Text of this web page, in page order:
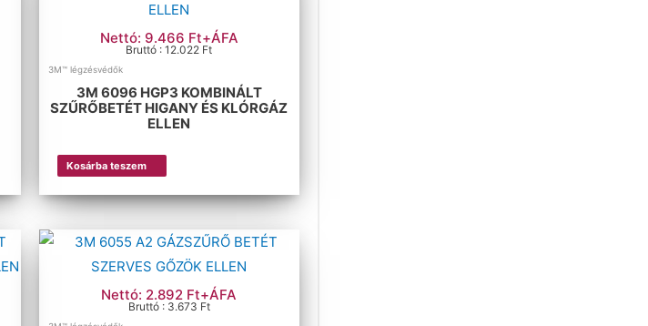
Nettó: 9.466 Ft+ÁFA
Bruttó : 12.022 Ft
3M™ légzésvédők
3M 6096 HGP3 KOMBINÁLT
SZŰRŐBETÉT HIGANY ÉS KLÓRGÁZ
ELLEN
Kosárba teszem
Nettó: 2.892 Ft+ÁFA
Bruttó : 3.673 Ft